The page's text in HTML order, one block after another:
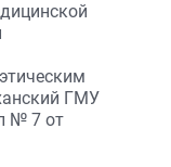
ГМУ
№ 7 от